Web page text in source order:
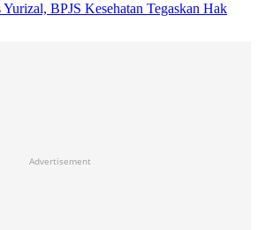
Yurizal, BPJS Kesehatan Tegaskan Hak
Advertisement